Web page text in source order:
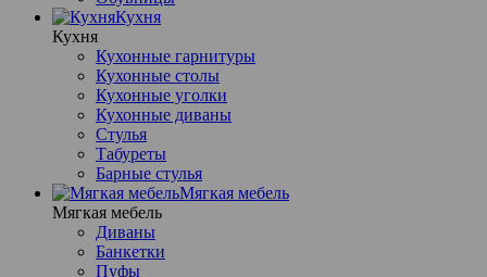
Кухня
Кухня
Кухонные гарнитуры
Кухонные столы
Кухонные уголки
Кухонные диваны
Стулья
Табуреты
Барные стулья
Мягкая мебель
Мягкая мебель
Диваны
Банкетки
Пуфы